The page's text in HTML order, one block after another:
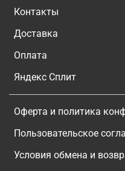
Контакты
Доставка
Оплата
Яндекс Сплит
Оферта и политика
Пользовательское
Условия обмена и